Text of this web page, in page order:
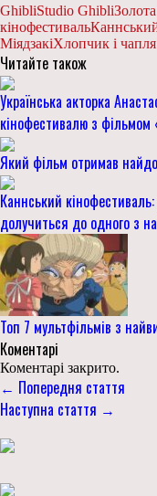
GhibliStudio Ghibli
кінофестиваль
МіядзакіХлопчик і чапля
Читайте також
Українська акторка
кінофестивалю з фільмом
Який фільм отримав
Каннський кінофестиваль:
долучиться до одного з
Топ 7 мультфільмів з
Коментарі
Коментарі закрито.
← Попередня стаття
Наступна стаття →